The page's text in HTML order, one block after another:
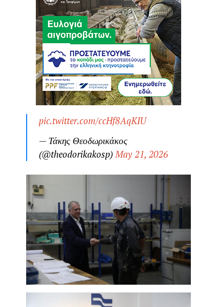
pic.twitter.com/ccHf8AqKIU
— Τάκης Θεοδωρικάκος
(@theodorikakosp)May 21, 2026